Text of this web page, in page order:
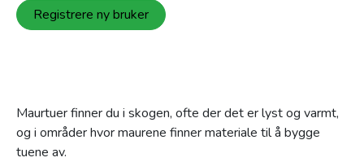
Registrere ny bruker
Maurtuer finner du i skogen, ofte der det er lyst og varmt,
og i områder hvor maurene finner materiale til å bygge
tuene av.